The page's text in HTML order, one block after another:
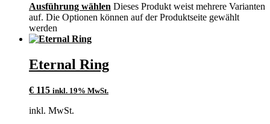
Ausführung wählen Dieses Produkt weist mehrere Varianten
auf. Die Optionen können auf der Produktseite gewählt
werden
Eternal Ring
€ 115 inkl. 19% MwSt.
inkl. MwSt.